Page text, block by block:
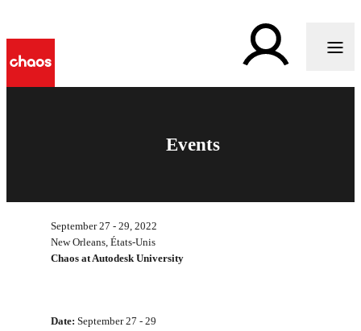
Events
September 27 - 29, 2022
New Orleans, États-Unis
Chaos at Autodesk University
Date: September 27 - 29